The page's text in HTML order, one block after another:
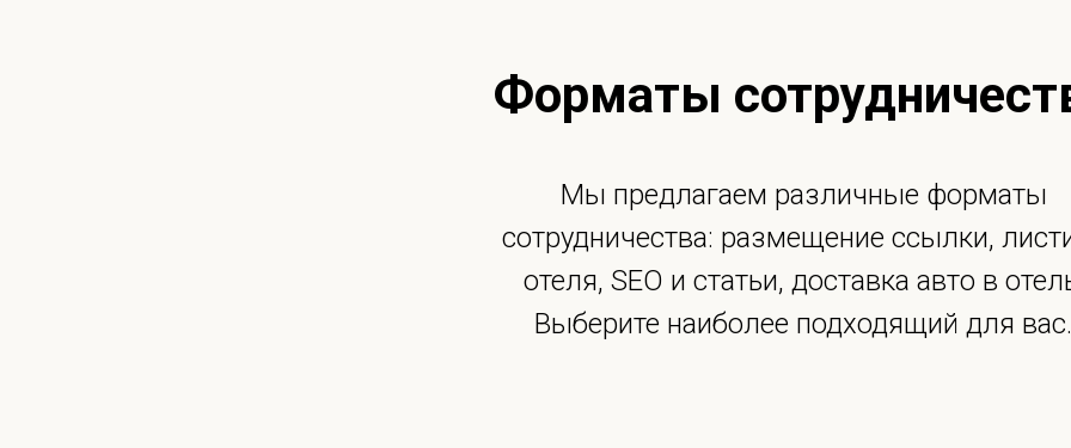
Форматы
Мы предлагаем различные форматы
сотрудничества: размещение ссылки,
отеля, SEO и статьи, доставка авто в
Выберите наиболее подходящий для вас.